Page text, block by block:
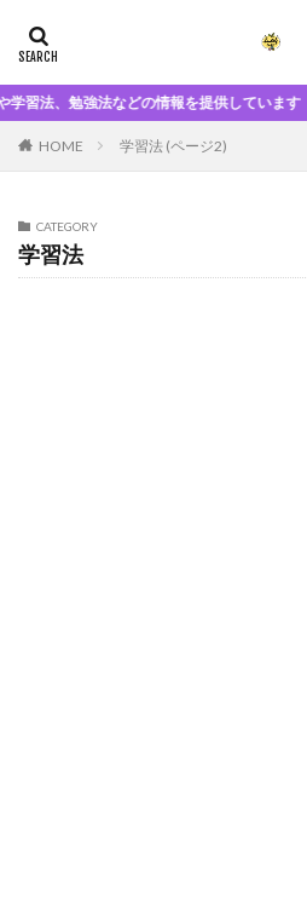
法などの情報を提供しています
HOME 学習法 (ページ2)
CATEGORY
学習法